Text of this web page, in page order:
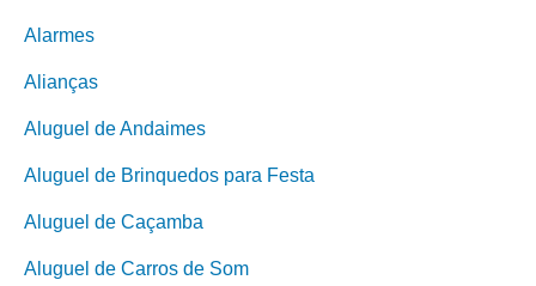
Alarmes
Alianças
Aluguel de Andaimes
Aluguel de Brinquedos para Festa
Aluguel de Caçamba
Aluguel de Carros de Som